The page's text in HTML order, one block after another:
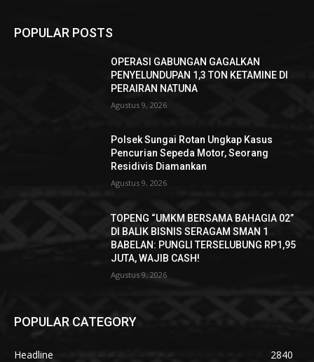
POPULAR POSTS
OPERASI GABUNGAN GAGALKAN
PENYELUNDUPAN 1,3 TON KETAMINE DI
PERAIRAN NATUNA
Agustus 9, 2026
Polsek Sungai Rotan Ungkap Kasus
Pencurian Sepeda Motor, Seorang
Residivis Diamankan
Agustus 9, 2026
TOPENG “UMKM BERSAMA BAHAGIA 02”
DI BALIK BISNIS SERAGAM SMAN 1
BABELAN: PUNGLI TERSELUBUNG RP1,95
JUTA, WAJIB CASH!
Agustus 9, 2026
POPULAR CATEGORY
Headline
2840